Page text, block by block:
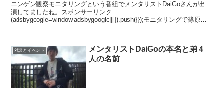
ニンゲン観察モニタリングという番組でメンタリストDaiGoさんが出
演してましたね。スポンサーリンク
(adsbygoogle=window.adsbygoogle||[]).push({});モニタリングで篠原凉
対談とイベント
メンタリストDaiGoの本名と弟４
人の名前